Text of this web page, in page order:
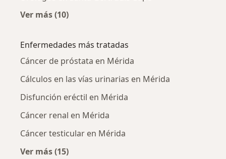
Ver más (10)
Enfermedades más tratadas
Cáncer de próstata en Mérida
Cálculos en las vías urinarias en Mérida
Disfunción eréctil en Mérida
Cáncer renal en Mérida
Cáncer testicular en Mérida
Ver más (15)